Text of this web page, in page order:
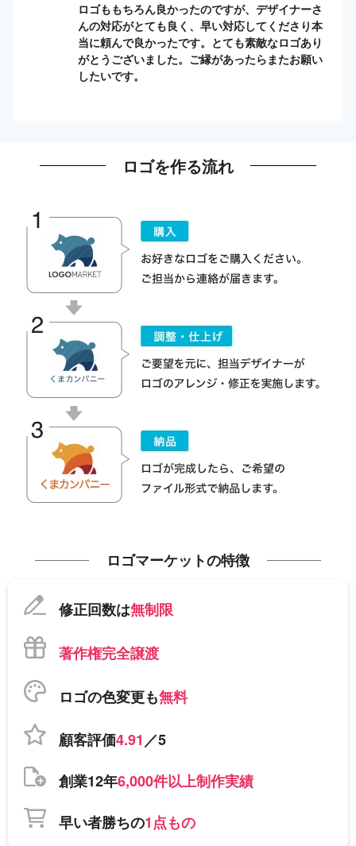
ロゴももちろん良かったのですが、デザイナーさ
んの対応がとても良く、早い対応してくださり本
当に頼んで良かったです。とても素敵なロゴあり
がとうございました。ご縁があったらまたお願い
したいです。
ロゴを作る流れ
ロゴマーケットの特徴
修正回数は無制限
著作権完全譲渡
ロゴの色変更も無料
顧客評価4.91／5
創業12年6,000件以上制作実績
早い者勝ちの1点もの